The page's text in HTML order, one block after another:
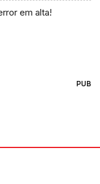
em alta!
PUB